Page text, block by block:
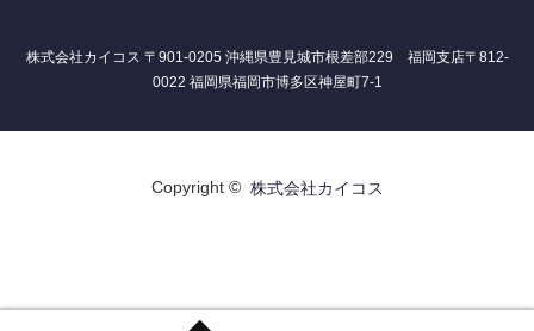
株式会社カイコス 〒901-0205 沖縄県豊見城市根差部229 福岡支店〒812-
0022 福岡県福岡市博多区神屋町7-1
Copyright © 株式会社カイコス